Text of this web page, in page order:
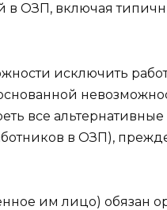
в ОЗП, включая
исключить
все
в ОЗП),
им лицо) обязан